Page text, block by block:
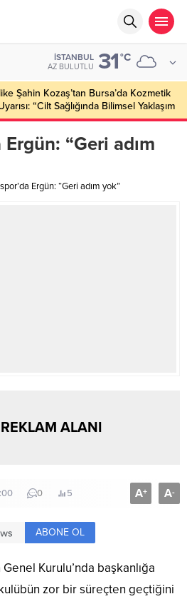
İSTANBUL
AZ BULUTLU 31°C
Şahin Kozaş’tan Bursa’da Kozmetik
“Cilt Sağlığında Bilimsel Yaklaşım
Ürün Kullanımı Hayati Önem Taşıyor”
“Geri adım
Ergün: “Geri adım yok”
ALANI
0 5 A+ A-
ABONE OL
Kurulu’nda başkanlığa
zor bir süreçten geçtiğini